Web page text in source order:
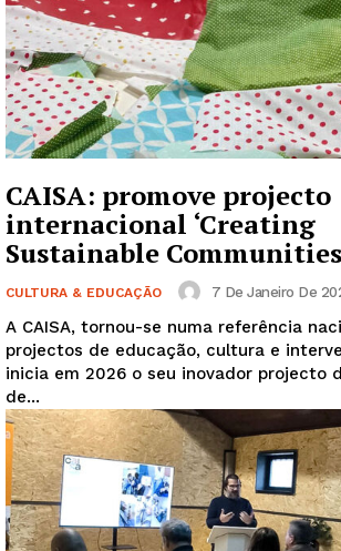
CAISA: promove projecto
internacional ‘Creating
Sustainable
CULTURA & EDUCAÇÃO 7 De Janeiro De
A CAISA, tornou-se numa referência
projectos de educação, cultura e
inicia em 2026 o seu inovador projecto
de...